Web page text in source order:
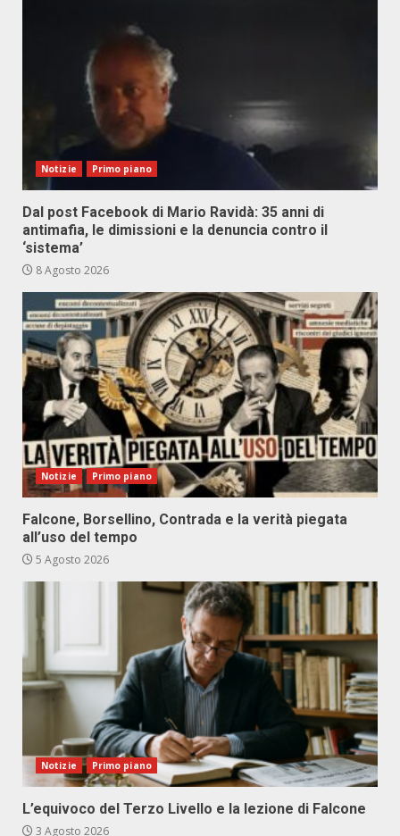
Notizie Primo piano
Dal post Facebook di Mario Ravidà: 35 anni di
antimafia, le dimissioni e la denuncia contro il
‘sistema’
8 Agosto 2026
Notizie Primo piano
Falcone, Borsellino, Contrada e la verità piegata
all’uso del tempo
5 Agosto 2026
Notizie Primo piano
L’equivoco del Terzo Livello e la lezione di Falcone
3 Agosto 2026